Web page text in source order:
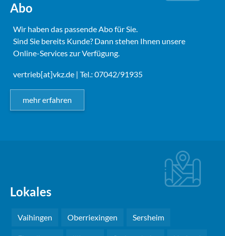
Abo
Wir haben das passende Abo für Sie.
Sind Sie bereits Kunde? Dann stehen Ihnen unsere
Online-Services zur Verfügung.
vertrieb[at]vkz.de | Tel.: 07042/91935
mehr erfahren
Lokales
Vaihingen Oberriexingen Sersheim